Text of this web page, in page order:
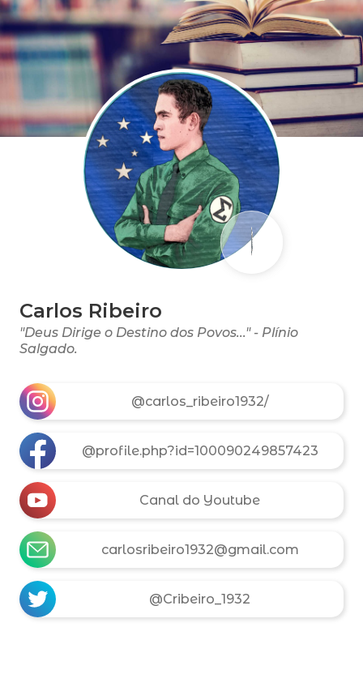
Carlos Ribeiro
"Deus Dirige o Destino dos Povos..." - Plínio
Salgado.
@carlos_ribeiro1932/
@profile.php?id=100090249857423
Canal do Youtube
carlosribeiro1932@gmail.com
@Cribeiro_1932